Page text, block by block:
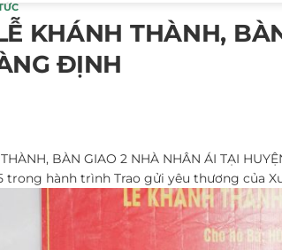
KHÁNH THÀNH,
ĐỊNH️
BÀN GIAO 2 NHÀ NHÂN ÁI TẠI
trong hành trình Trao gửi yêu thương của